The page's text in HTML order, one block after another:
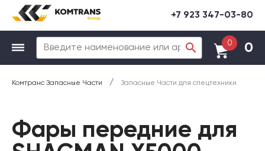
+7 923 347-03-80
0 0
Комтранс Запасные Части / Запасные Части для спецтехники
Фары передние для